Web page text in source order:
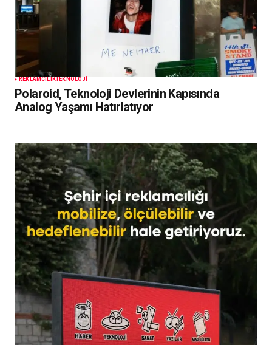
REKLAMCILIKTEKNOLOJI
Polaroid, Teknoloji Devlerinin Kapısında
Analog Yaşamı Hatırlatıyor